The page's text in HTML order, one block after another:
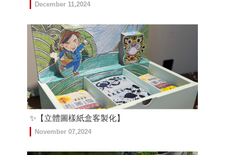
December 11,2024
✨【立體圖樣紙盒客製化】
November 07,2024